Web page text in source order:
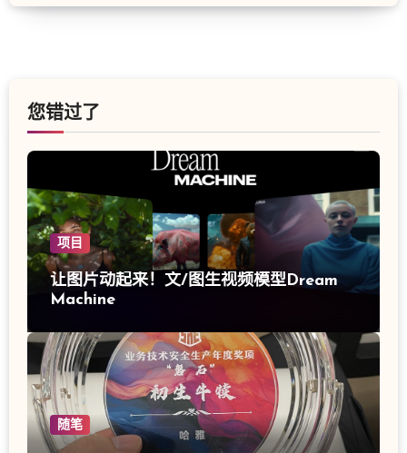
您错过了
项目
让图片动起来！文/图生视频模型Dream
Machine
随笔